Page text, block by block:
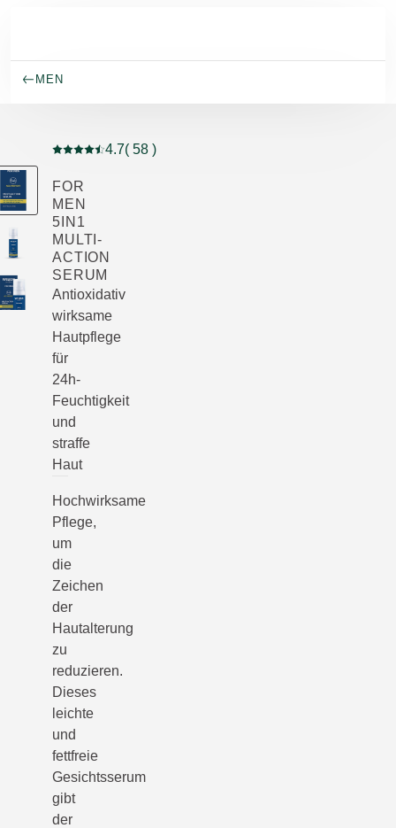
MEN
Aktuelle Bewertung: 4.7 von 5 Sternen bewertet von
4.7( 58 )
FOR
MEN
5IN1
MULTI-
ACTION
SERUM
Antioxidativ
wirksame
Hautpflege
für
24h-
Feuchtigkeit
und
straffe
Haut
Hochwirksame
Pflege,
um
die
Zeichen
der
Hautalterung
zu
reduzieren.
Dieses
leichte
und
fettfreie
Gesichtsserum
gibt
der